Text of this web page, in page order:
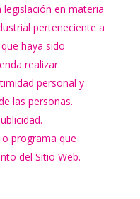
en materia
perteneciente a
haya sido
realizar.
personal y
las personas.
programa que
del Sitio Web.